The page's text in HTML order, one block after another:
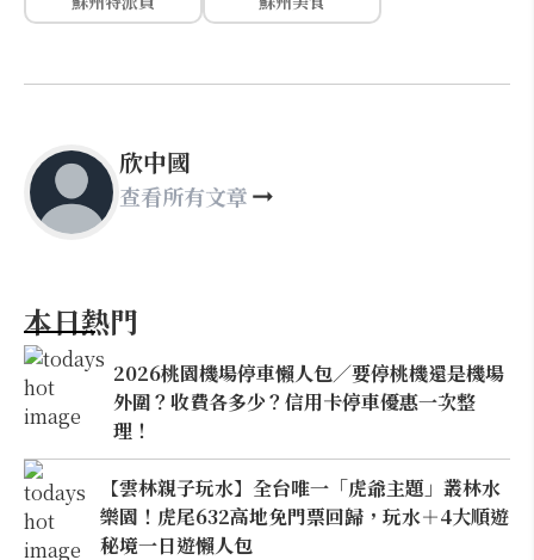
欣中國
查看所有文章
本日熱門
2026桃園機場停車懶人包／要停桃機還是機場
外圍？收費各多少？信用卡停車優惠一次整
理！
【雲林親子玩水】全台唯一「虎爺主題」叢林水
樂園！虎尾632高地免門票回歸，玩水＋4大順遊
秘境一日遊懶人包